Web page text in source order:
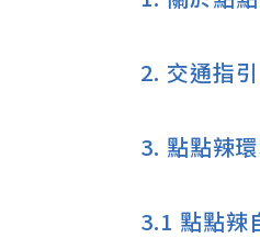
2. 交通指
3. 點點辣
3.1 點點辣